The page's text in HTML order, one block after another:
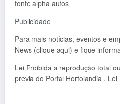
fonte alpha autos
Publicidade
Para mais notícias, eventos e
News (clique aqui) e fique
Lei Proibida a reprodução total
previa do Portal Hortolandia . Lei